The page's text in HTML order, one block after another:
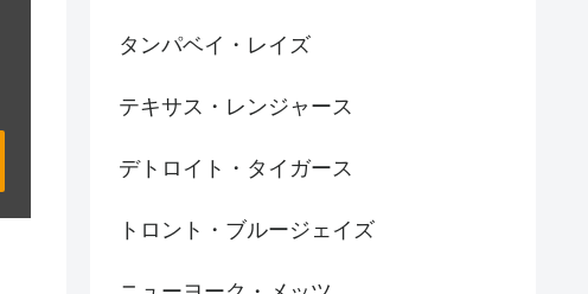
タンパベイ・レイズ
テキサス・レンジャース
デトロイト・タイガース
トロント・ブルージェイズ